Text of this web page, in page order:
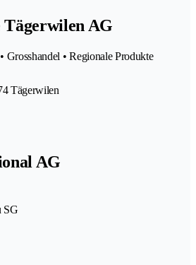
Tägerwilen AG
Grosshandel • Regionale Produkte
Tägerwilen
AG
SG